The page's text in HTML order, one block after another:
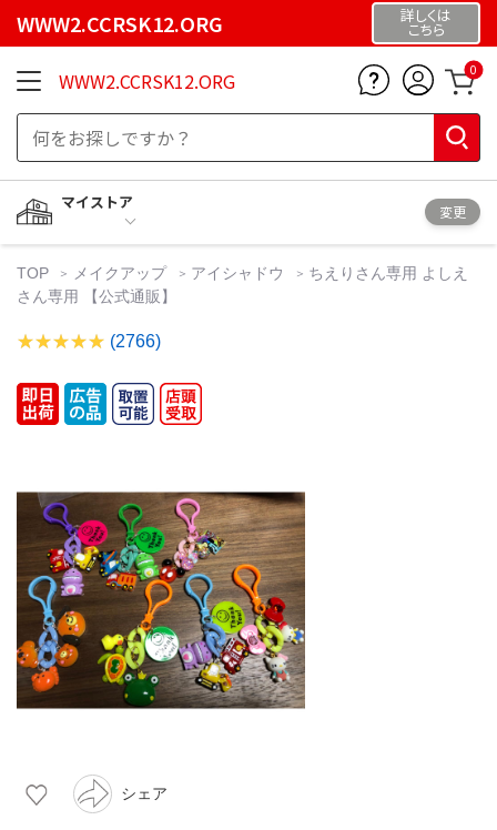
WWW2.CCRSK12.ORG 詳しくは
こちら
WWW2.CCRSK12.ORG 0
マイストア
変更
TOP メイクアップ アイシャドウ
ちえりさん専用 よしえ
さん専用 【公式通販】
(2766)
シェア